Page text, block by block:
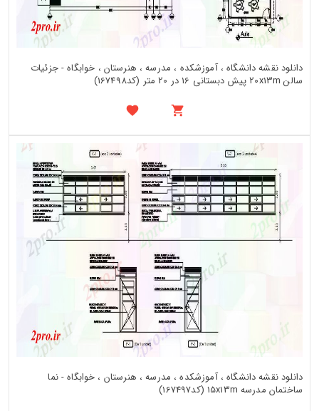
دانلود نقشه دانشگاه ، آموزشکده ، مدرسه ، هنرستان ، خوابگاه - جزئیات
سالن 20x13m پیش دبستانی 16 در 20 متر (کد167498)
دانلود نقشه دانشگاه ، آموزشکده ، مدرسه ، هنرستان ، خوابگاه - نما
ساختمان مدرسه 15x13m (کد167497)